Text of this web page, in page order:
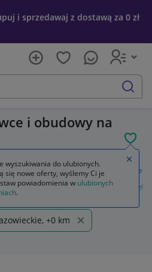
i sprzedawaj z dostawą za 0 zł
szukaj
i obudowy na
Akcesoria GSM Etui i pokrowce
etui i pokrowce na słuchawki
+0 km
wyszukiwania do ulubionych.
się nowe oferty, wyślemy Ci je
powiadomienia w ulubionych
.